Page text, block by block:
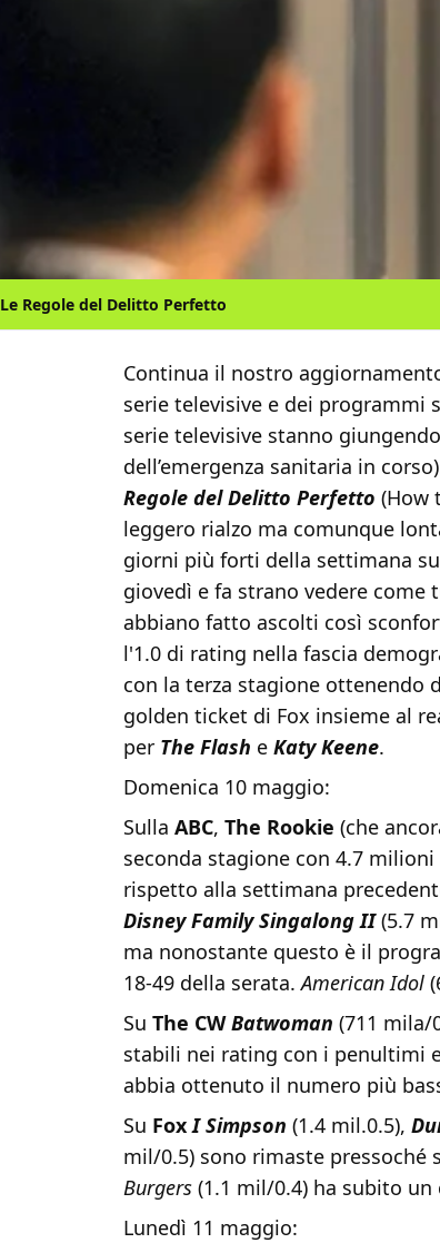
Le Regole del Delitto Perfetto
Continua il nostro
serie televisive e dei programmi
serie televisive stanno
dell’emergenza sanitaria in
Regole del Delitto Perfetto (How
leggero rialzo ma comunque
giorni più forti della settimana
giovedì e fa strano vedere
abbiano fatto ascolti così
l'1.0 di rating nella fascia
con la terza stagione ottenendo
golden ticket di Fox insieme al
per The Flash e Katy Keene.
Domenica 10 maggio:
Sulla ABC, The Rookie (che
seconda stagione con 4.7
rispetto alla settimana
Disney Family Singalong II (5.7
ma nonostante questo è il
18-49 della serata.American Idol
Su The CWBatwoman (711 mila/
stabili nei rating con i penultimi
abbia ottenuto il numero più
Su FoxI Simpson (1.4 mil.0.5),
mil/0.5) sono rimaste
Burgers (1.1 mil/0.4) ha subito un
Lunedì 11 maggio: